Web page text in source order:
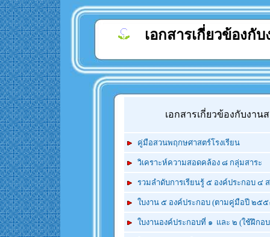
เอกสารเกี่ยวข้องกั
เอกสารเกี่ยวข้องกับงา
คู่มือสวนพฤกษศาสตร์โรงเรียน
วิเคราะห์ความสอดคล้อง ๘ กลุ่มสาระ
รวมลำดับการเรียนรู้ ๕ องค์ประกอบ ๔
ใบงาน ๕ องค์ประกอบ (ตามคู่มือปี ๒๕๕
ใบงานองค์ประกอบที่ ๑ และ ๒ (ใช้ฝึกอ